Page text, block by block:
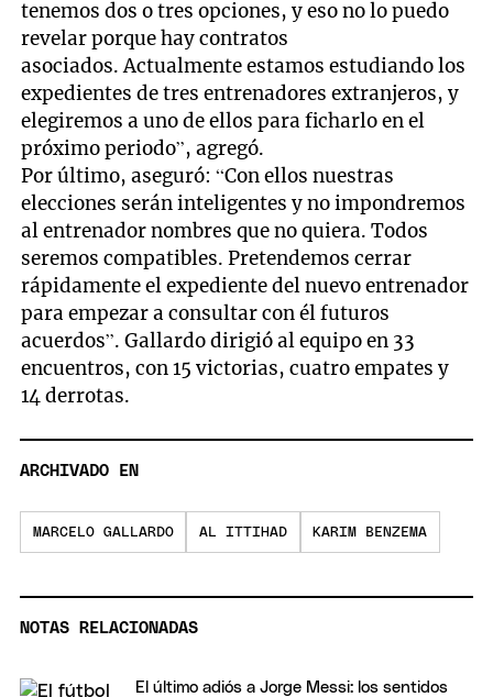
tenemos dos o tres opciones, y eso no lo puedo
revelar porque hay contratos
asociados. Actualmente estamos estudiando los
expedientes de tres entrenadores extranjeros, y
elegiremos a uno de ellos para ficharlo en el
próximo periodo”, agregó.
Por último, aseguró: “Con ellos nuestras
elecciones serán inteligentes y no impondremos
al entrenador nombres que no quiera. Todos
seremos compatibles. Pretendemos cerrar
rápidamente el expediente del nuevo entrenador
para empezar a consultar con él futuros
acuerdos”. Gallardo dirigió al equipo en 33
encuentros, con 15 victorias, cuatro empates y
14 derrotas.
ARCHIVADO EN
MARCELO GALLARDO AL ITTIHAD KARIM BENZEMA
NOTAS RELACIONADAS
El último adiós a Jorge Messi: los sentidos